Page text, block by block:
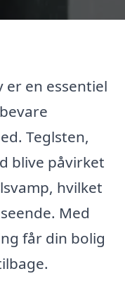
er en essentiel
Teglsten,
blive påvirket
hvilket
Med
får din bolig